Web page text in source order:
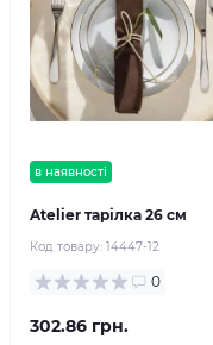
в наявності
Atelier тарілка 26 см
Код товару: 14447-12
0
302.86 грн.